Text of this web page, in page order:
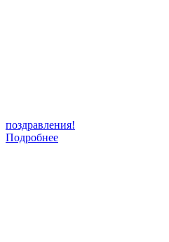
поздравления!
Подробнее